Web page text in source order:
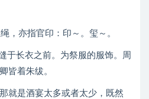
，亦指官印：印～。玺～。
于长衣之前。为祭服的服饰。周
皆着朱绂。
就是酒宴太多或者太少，既然